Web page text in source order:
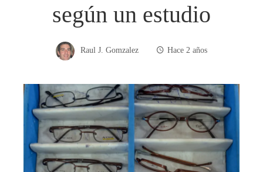
según un estudio
Raul J. Gomzalez Hace 2 años